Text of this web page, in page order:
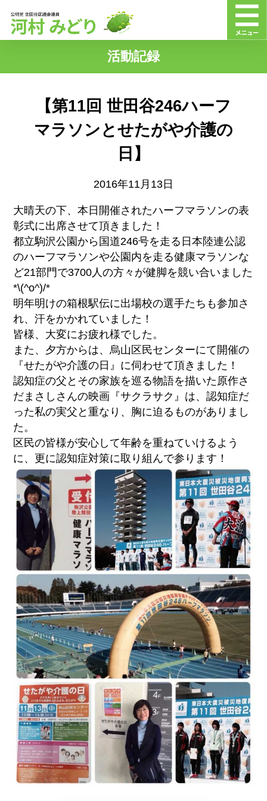
活動記録
【第11回 世田谷246ハーフ
マラソンとせたがや介護の
日】
2016年11月13日
大晴天の下、本日開催されたハーフマラソンの表
彰式に出席させて頂きました！
都立駒沢公園から国道246号を走る日本陸連公認
のハーフマラソンや公園内を走る健康マラソンな
ど21部門で3700人の方々が健脚を競い合いました
*\(^o^)/*
明年明けの箱根駅伝に出場校の選手たちも参加さ
れ、汗をかかれていました！
皆様、大変にお疲れ様でした。
また、夕方からは、烏山区民センターにて開催の
『せたがや介護の日』に伺わせて頂きました！
認知症の父とその家族を巡る物語を描いた原作さ
だまさしさんの映画『サクラサク』は、認知症だ
った私の実父と重なり、胸に迫るものがありまし
た。
区民の皆様が安心して年齢を重ねていけるよう
に、更に認知症対策に取り組んで参ります！